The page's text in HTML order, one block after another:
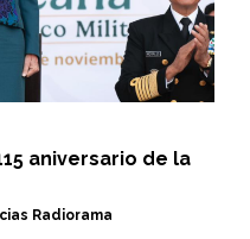
aniversario de la
Radiorama